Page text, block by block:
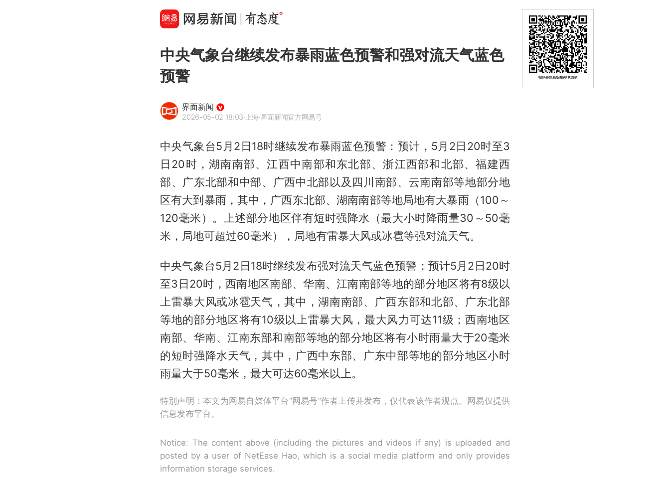
中央气象台继续发布暴雨蓝色预警和强对流天气蓝色
预警
界面新闻
2026-05-02 18:03·上海·界面新闻官方网易号
中央气象台5月2日18时继续发布暴雨蓝色预警：预计，5月2日20时至3
日20时，湖南南部、江西中南部和东北部、浙江西部和北部、福建西
部、广东北部和中部、广西中北部以及四川南部、云南南部等地部分地
区有大到暴雨，其中，广西东北部、湖南南部等地局地有大暴雨（100～
120毫米）。上述部分地区伴有短时强降水（最大小时降雨量30～50毫
米，局地可超过60毫米），局地有雷暴大风或冰雹等强对流天气。
中央气象台5月2日18时继续发布强对流天气蓝色预警：预计5月2日20时
至3日20时，西南地区南部、华南、江南南部等地的部分地区将有8级以
上雷暴大风或冰雹天气，其中，湖南南部、广西东部和北部、广东北部
等地的部分地区将有10级以上雷暴大风，最大风力可达11级；西南地区
南部、华南、江南东部和南部等地的部分地区将有小时雨量大于20毫米
的短时强降水天气，其中，广西中东部、广东中部等地的部分地区小时
雨量大于50毫米，最大可达60毫米以上。
特别声明：本文为网易自媒体平台“网易号”作者上传并发布，仅代表该作者观点。网易仅提供
信息发布平台。
Notice: The content above (including the pictures and videos if any) is uploaded and
posted by a user of NetEase Hao, which is a social media platform and only provides
information storage services.
扫码去网易新闻APP浏览